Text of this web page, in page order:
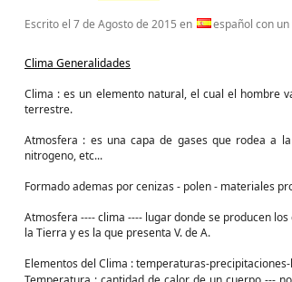
Escrito el 7 de Agosto de 2015 en español con
Clima Generalidades
Clima : es un elemento natural, el cual el hombre
terrestre.
Atmosfera : es una capa de gases que rodea a
nitrogeno, etc...
Formado ademas por cenizas - polen - materiales
Atmosfera ---- clima ---- lugar donde se producen
la Tierra y es la que presenta V. de A.
Elementos del Clima : temperaturas-